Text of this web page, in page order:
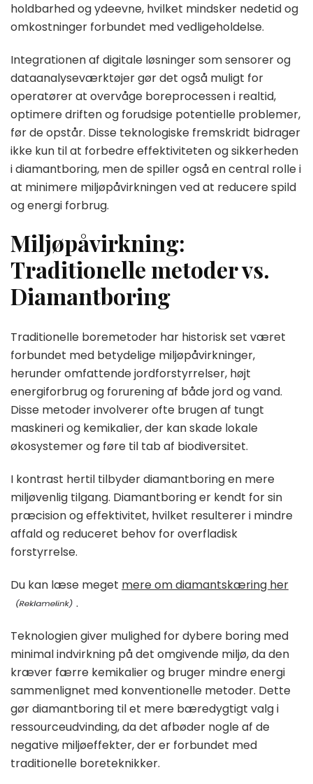
holdbarhed og ydeevne, hvilket mindsker nedetid og
omkostninger forbundet med vedligeholdelse.
Integrationen af digitale løsninger som sensorer og
dataanalyseværktøjer gør det også muligt for
operatører at overvåge boreprocessen i realtid,
optimere driften og forudsige potentielle problemer,
før de opstår. Disse teknologiske fremskridt bidrager
ikke kun til at forbedre effektiviteten og sikkerheden
i diamantboring, men de spiller også en central rolle i
at minimere miljøpåvirkningen ved at reducere spild
og energi forbrug.
Miljøpåvirkning:
Traditionelle metoder vs.
Diamantboring
Traditionelle boremetoder har historisk set været
forbundet med betydelige miljøpåvirkninger,
herunder omfattende jordforstyrrelser, højt
energiforbrug og forurening af både jord og vand.
Disse metoder involverer ofte brugen af tungt
maskineri og kemikalier, der kan skade lokale
økosystemer og føre til tab af biodiversitet.
I kontrast hertil tilbyder diamantboring en mere
miljøvenlig tilgang. Diamantboring er kendt for sin
præcision og effektivitet, hvilket resulterer i mindre
affald og reduceret behov for overfladisk
forstyrrelse.
Du kan læse meget mere om diamantskæring her
.
Teknologien giver mulighed for dybere boring med
minimal indvirkning på det omgivende miljø, da den
kræver færre kemikalier og bruger mindre energi
sammenlignet med konventionelle metoder. Dette
gør diamantboring til et mere bæredygtigt valg i
ressourceudvinding, da det afbøder nogle af de
negative miljøeffekter, der er forbundet med
traditionelle boreteknikker.